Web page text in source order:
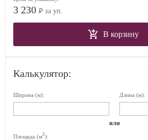
3 230 ₽ за уп.
В корзину
Калькулятор:
Ширина (м): Длина (м):
или
Площадь (м2):